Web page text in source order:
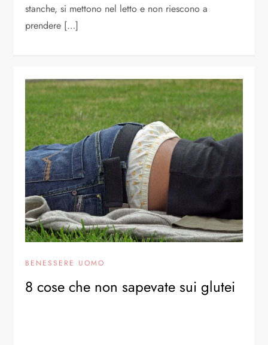
stanche, si mettono nel letto e non riescono a
prendere […]
BENESSERE UOMO
8 cose che non sapevate sui glutei